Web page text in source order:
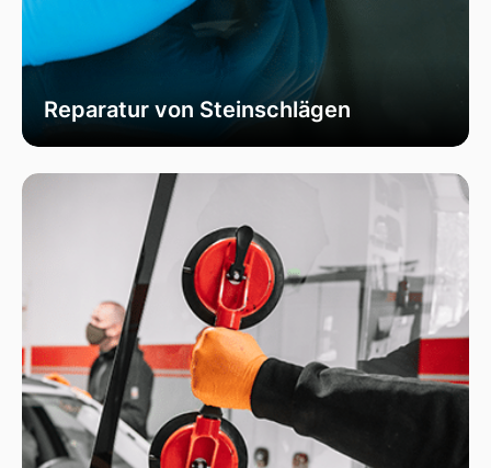
Reparatur von Steinschlägen
Sicherheit Ihrer Fahrzeugscheibe zu
gewährleisten. Vermeiden Sie größere Risse und
Schäden durch unser spezialisiertes Verfahren,
das die Integrität Ihrer Scheibe effektiv
wiederherstellt.